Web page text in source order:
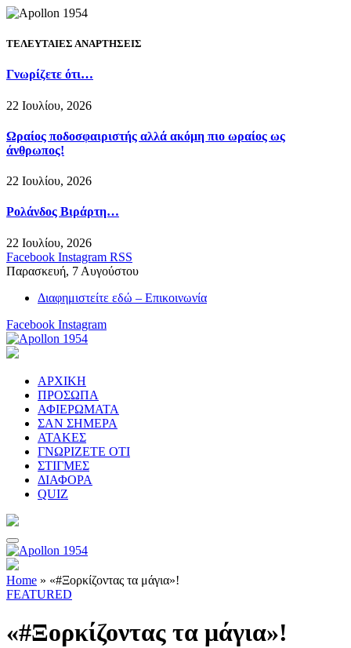
ΤΕΛΕΥΤΑΙΕΣ ΑΝΑΡΤΗΣΕΙΣ
Γνωρίζετε ότι…
22 Ιουλίου, 2026
Ωραίος ποδοσφαιριστής αλλά ακόμη πιο ωραίος ως
άνθρωπος!
22 Ιουλίου, 2026
Ρολάνδος Βιράρτη…
22 Ιουλίου, 2026
Facebook Instagram RSS
Παρασκευή, 7 Αυγούστου
Διαφημιστείτε εδώ – Επικοινωνία
Facebook Instagram
ΑΡΧΙΚΗ
ΠΡΟΣΩΠΑ
ΑΦΙΕΡΩΜΑΤΑ
ΣΑΝ ΣΗΜΕΡΑ
ΑΤΑΚΕΣ
ΓΝΩΡΙΖΕΤΕ ΟΤΙ
ΣΤΙΓΜΕΣ
ΔΙΑΦΟΡΑ
QUIZ
Home » «#Ξορκίζοντας τα μάγια»!
FEATURED
«#Ξορκίζοντας τα μάγια»!